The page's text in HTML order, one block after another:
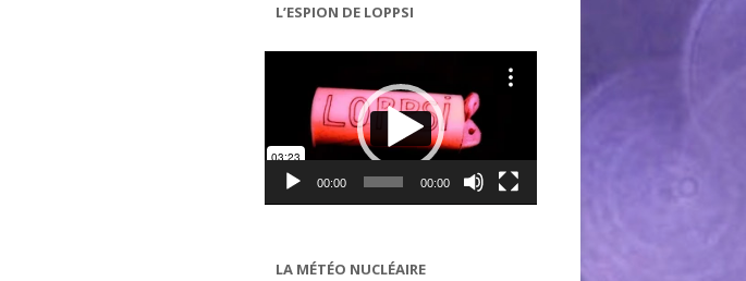
L’ESPION DE LOPPSI
Lecteur
00:00 00:00
LA MÉTÉO NUCLÉAIRE